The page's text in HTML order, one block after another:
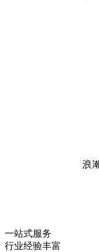
一站式服务
行业经验丰富